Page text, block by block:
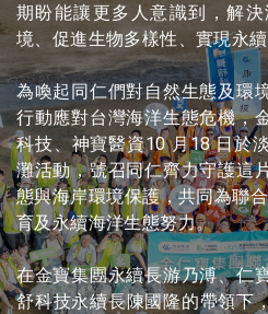
期盼能讓更多人意識到，解
境、促進生物多樣性、實現永
為喚起同仁們對自然生態及環
行動應對台灣海洋生態危機，
科技、神寶醫資10 月18 日於
灘活動，號召同仁齊力守護這
態與海岸環境保護，共同為聯
育及永續海洋生態努力。
在金寶集團永續長游乃溥、仁
舒科技永續長陳國隆的帶領下